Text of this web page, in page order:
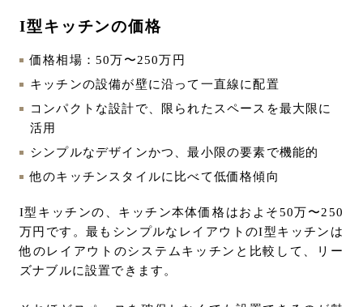
I型キッチンの価格
価格相場：50万〜250万円
キッチンの設備が壁に沿って一直線に配置
コンパクトな設計で、限られたスペースを最大限に
活用
シンプルなデザインかつ、最小限の要素で機能的
他のキッチンスタイルに比べて低価格傾向
I型キッチンの、キッチン本体価格はおよそ50万〜250
万円です。最もシンプルなレイアウトのI型キッチンは
他のレイアウトのシステムキッチンと比較して、リー
ズナブルに設置できます。